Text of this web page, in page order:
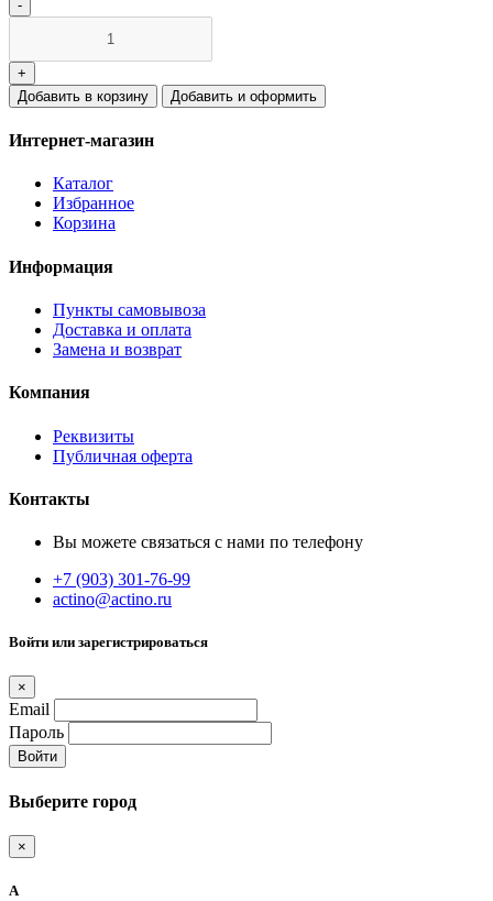
Добавить в корзину Добавить и оформить
Интернет-магазин
Каталог
Избранное
Корзина
Информация
Пункты самовывоза
Доставка и оплата
Замена и возврат
Компания
Реквизиты
Публичная оферта
Контакты
Вы можете связаться с нами по телефону
+7 (903) 301-76-99
actino@actino.ru
Войти или зарегистрироваться
×
Email
Пароль
Войти
Выберите город
×
А